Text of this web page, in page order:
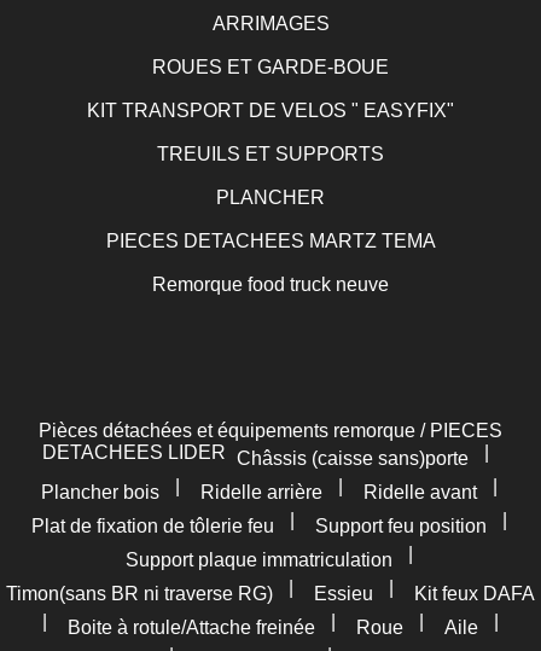
ARRIMAGES
ROUES ET GARDE-BOUE
KIT TRANSPORT DE VELOS " EASYFIX"
TREUILS ET SUPPORTS
PLANCHER
PIECES DETACHEES MARTZ TEMA
Remorque food truck neuve
Pièces détachées et équipements remorque / PIECES
DETACHEES LIDER Châssis (caisse sans)porte
Plancher bois
Ridelle arrière Ridelle avant
Plat de fixation de tôlerie feu
Support feu position
Support plaque immatriculation
Timon(sans BR ni traverse RG)
Essieu
Kit feux DAFA
Boite à rotule/Attache freinée Roue Aile